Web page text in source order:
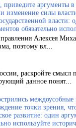
приведите аргументы
силы
обязательно
Алексея
поэтому вл...
раскройте
данное понят...
междоусобные
точки зрения,
развитие: один
используйте